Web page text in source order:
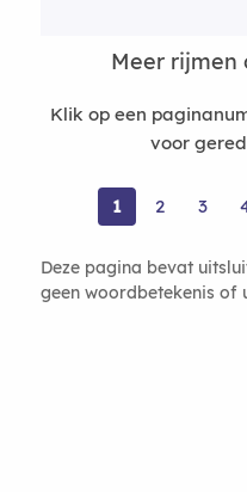
Meer rijmen
Klik op een
voor
1 2 3
Deze pagina bevat
geen woordbetekenis of